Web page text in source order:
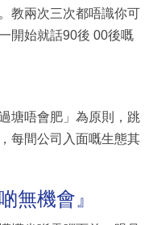
教兩次三次都唔識你可
開始就話90後 00後嘅
塘唔會肥」為原則，跳
每間公司入面嘅生態其
無機會』